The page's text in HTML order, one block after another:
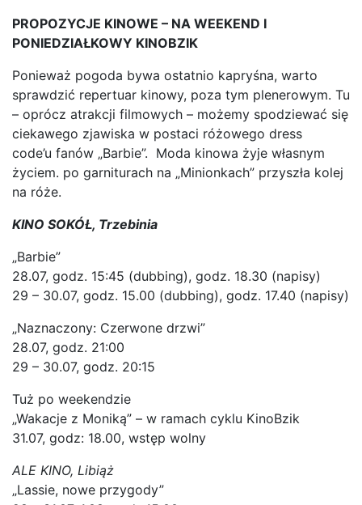
PROPOZYCJE KINOWE – NA WEEKEND I
PONIEDZIAŁKOWY KINOBZIK
Ponieważ pogoda bywa ostatnio kapryśna, warto
sprawdzić repertuar kinowy, poza tym plenerowym. Tu
– oprócz atrakcji filmowych – możemy spodziewać się
ciekawego zjawiska w postaci różowego dress
code’u fanów „Barbie”. Moda kinowa żyje własnym
życiem. po garniturach na „Minionkach” przyszła kolej
na róże.
KINO SOKÓŁ, Trzebinia
„Barbie”
28.07, godz. 15:45 (dubbing), godz. 18.30 (napisy)
29 – 30.07, godz. 15.00 (dubbing), godz. 17.40 (napisy)
„Naznaczony: Czerwone drzwi”
28.07, godz. 21:00
29 – 30.07, godz. 20:15
Tuż po weekendzie
„Wakacje z Moniką” – w ramach cyklu KinoBzik
31.07, godz: 18.00, wstęp wolny
ALE KINO, Libiąż
„Lassie, nowe przygody”